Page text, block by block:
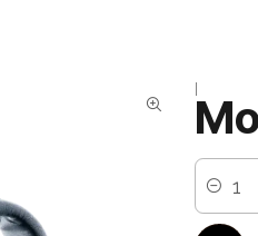
|
Cantidad